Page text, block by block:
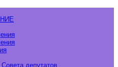
депутатов